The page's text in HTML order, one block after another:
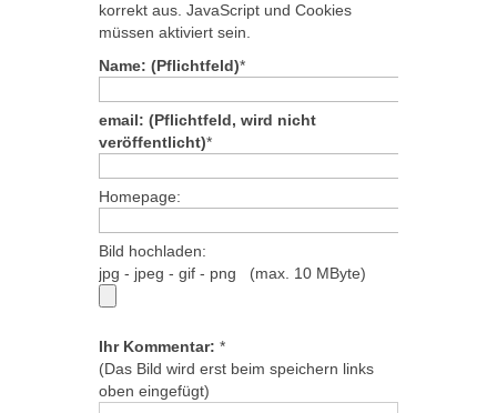
korrekt aus. JavaScript und Cookies
müssen aktiviert sein.
Name: (Pflichtfeld)*
email: (Pflichtfeld, wird nicht
veröffentlicht)*
Homepage:
Bild hochladen:
jpg - jpeg - gif - png (max. 10 MByte)
Ihr Kommentar: *
(Das Bild wird erst beim speichern links
oben eingefügt)